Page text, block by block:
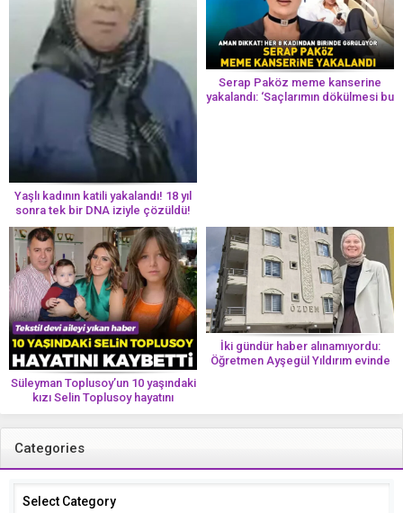
Yaşlı kadının katili yakalandı! 18 yıl
sonra tek bir DNA iziyle çözüldü!
Serap Paköz meme kanserine
yakalandı: ‘Saçlarımın dökülmesi bu
Süleyman Toplusoy’un 10 yaşındaki
kızı Selin Toplusoy hayatını
kaybetti! ‘Ah dünya güzeli melek’
İki gündür haber alınamıyordu:
Öğretmen Ayşegül Yıldırım evinde
Categories
Categories